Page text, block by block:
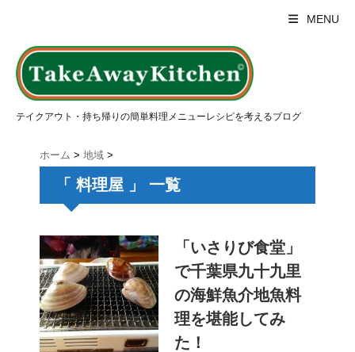
MENU
テイクアウト・持ち帰りの簡単料理メニューレシピを考えるブログ
ホーム > 地域 >
「 料理屋 」 一覧
「いさりび食堂」
で千葉県九十九里
の海鮮魚介地魚料
理を堪能してみ
た！